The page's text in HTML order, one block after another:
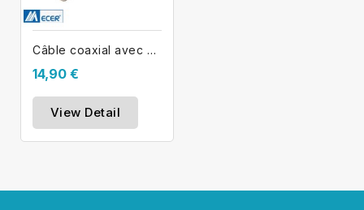
Câble coaxial avec alimentation 15m...
14,90 €
View Detail